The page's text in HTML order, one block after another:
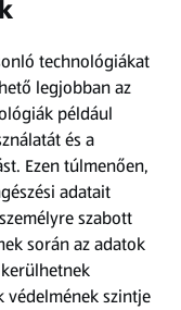
technológiákat
legjobban az
például
és a
Ezen túlmenően,
adatait
szabott
során az adatok
védelmének szintje